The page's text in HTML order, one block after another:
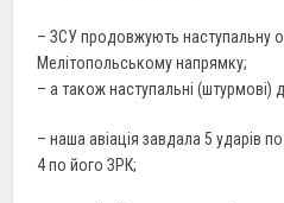
– ЗСУ продовжують наступальну
Мелітопольському напрямку;
– а також наступальні (штурмові)
– наша авіація завдала 5 ударів
4 по його ЗРК;